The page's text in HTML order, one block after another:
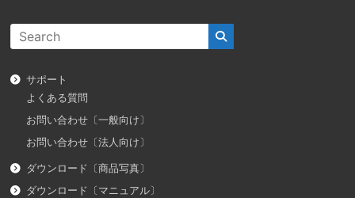
サポート
よくある質問
お問い合わせ〔一般向け〕
お問い合わせ〔法人向け〕
ダウンロード〔商品写真〕
ダウンロード〔マニュアル〕